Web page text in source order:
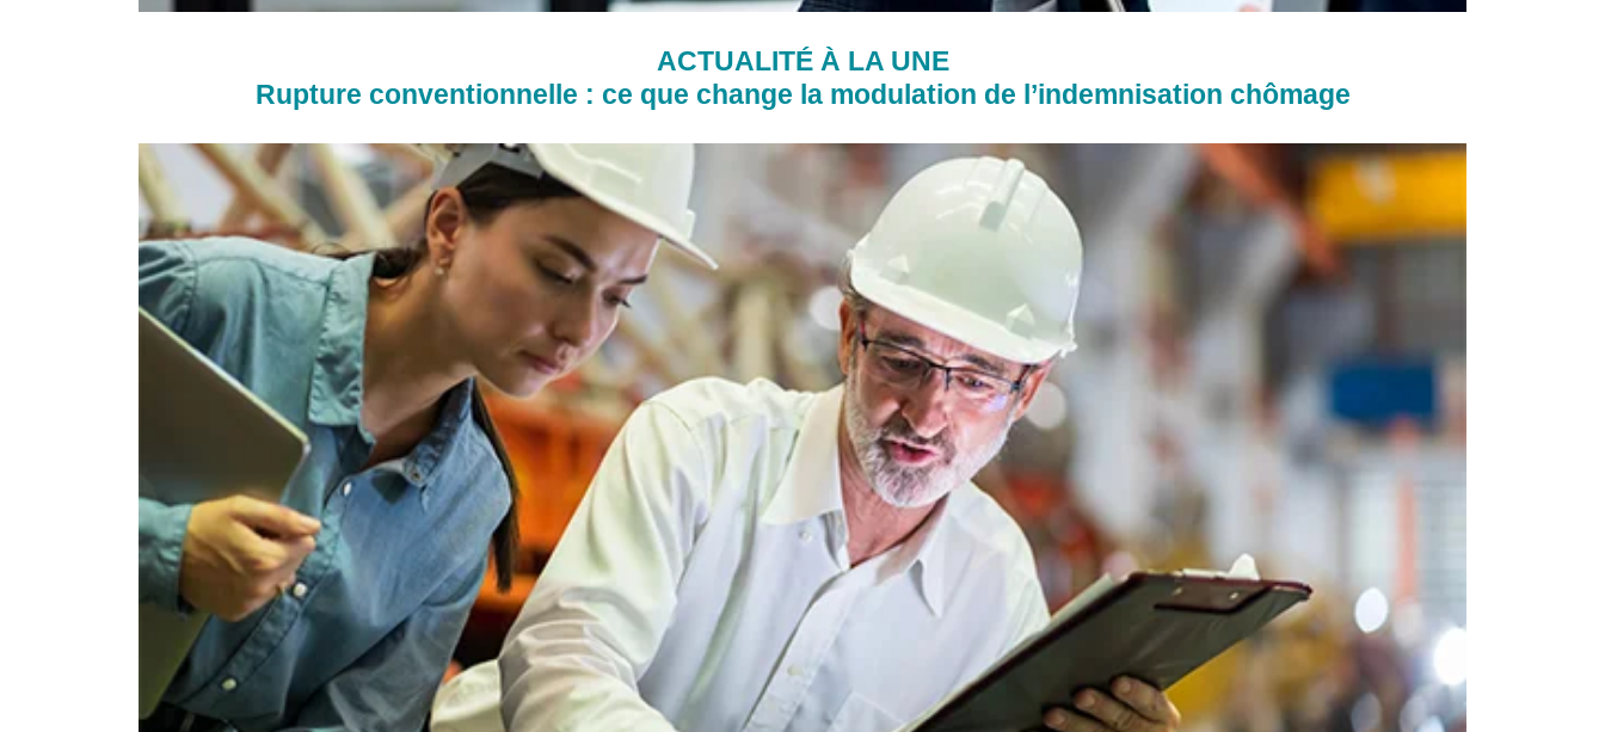
ACTUALITÉ À LA UNE
Rupture conventionnelle : ce que change la modulation de l’indemnisation chômage